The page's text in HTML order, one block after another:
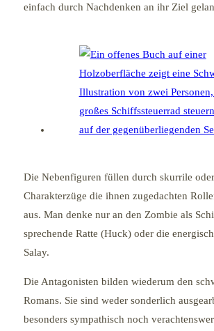
einfach durch Nachdenken an ihr Ziel
Die Nebenfiguren füllen durch skurrile
Charakterzüge die ihnen zugedachten
aus. Man denke nur an den Zombie als
sprechende Ratte (Huck) oder die
Salay.
Die Antagonisten bilden wiederum den
Romans. Sie sind weder sonderlich
besonders sympathisch noch